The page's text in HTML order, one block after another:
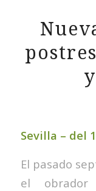
Sevilla – del
El pasado
el